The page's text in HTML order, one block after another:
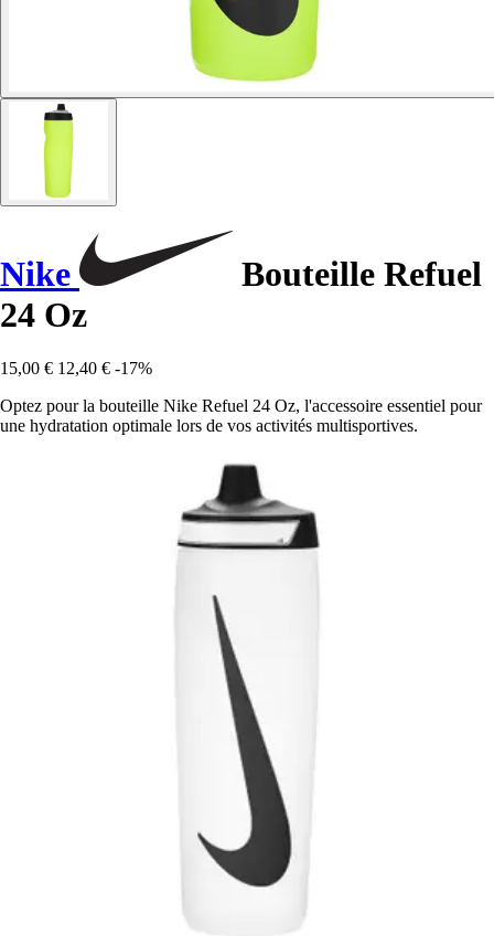
Nike
Bouteille Refuel
24 Oz
15,00 € 12,40 € -17%
Optez pour la bouteille Nike Refuel 24 Oz, l'accessoire essentiel pour
une hydratation optimale lors de vos activités multisportives.